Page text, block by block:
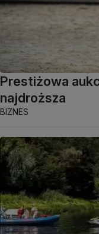
Prestiżowa
najdroższa
BIZNES